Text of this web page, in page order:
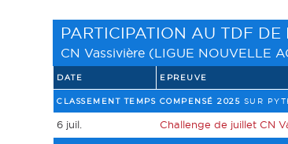
PARTICIPATION AU TDF
CN Vassivière (LIGUE NOUVELLE
DATE EPREUVE
CLASSEMENT TEMPS COMPENSÉ 2025 SUR
6 juil. Challenge de juillet CN